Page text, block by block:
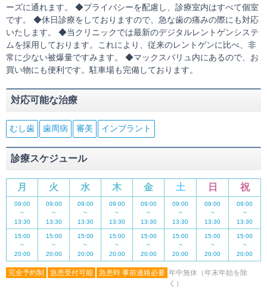
ーズに通れます。 ◆プライバシーを配慮し、診療室内はすべて個室
です。 ◆休日診療をしておりますので、急な歯の痛みの際にも対応
いたします。 ◆当クリニックでは最新のデジタルレントゲンシステ
ムを採用しております。これにより、従来のレントゲンに比べ、非
常に少ない被爆量ですみます。 ◆マックスバリュ内にあるので、お
買い物にも便利です。駐車場も完備しております。
対応可能な治療
むし歯 歯周病 審美 インプラント
診療スケジュール
月 火 水 木 金 土 日 祝
09:00
~
13:30
09:00
~
13:30
09:00
~
13:30
09:00
~
13:30
09:00
~
13:30
09:00
~
13:30
09:00
~
13:30
09:00
~
13:30
15:00
~
20:00
15:00
~
20:00
15:00
~
20:00
15:00
~
20:00
15:00
~
20:00
15:00
~
20:00
15:00
~
20:00
15:00
~
20:00
完全予約制 急患受付可能 急患時 事前連絡必要 年中無休（年末年始を除
く）